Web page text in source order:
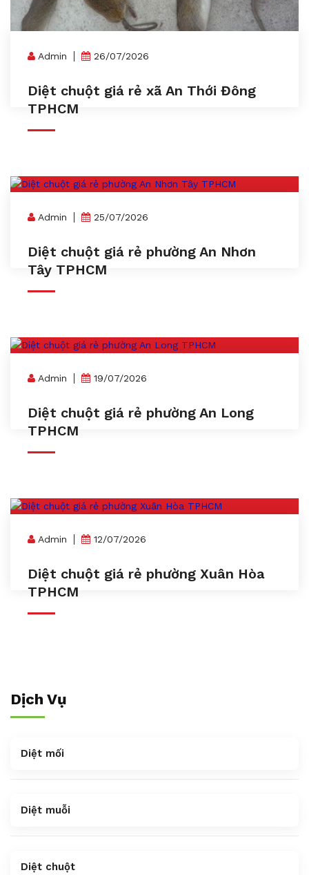
Admin 26/07/2026
Diệt chuột giá rẻ xã An Thới Đông
TPHCM
Admin 25/07/2026
Diệt chuột giá rẻ phường An Nhơn
Tây TPHCM
Admin 19/07/2026
Diệt chuột giá rẻ phường An Long
TPHCM
Admin 12/07/2026
Diệt chuột giá rẻ phường Xuân Hòa
TPHCM
Dịch Vụ
Diệt mối
Diệt muỗi
Diệt chuột